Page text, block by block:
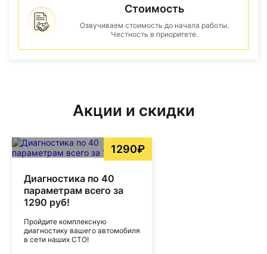
Стоимость
Озвучиваем стоимость до начала работы.
Честность в приоритете.
Акции и скидки
1290₽
Диагностика по 40
параметрам всего за
1290 руб!
Пройдите комплексную
диагностику вашего автомобиля
в сети наших СТО!